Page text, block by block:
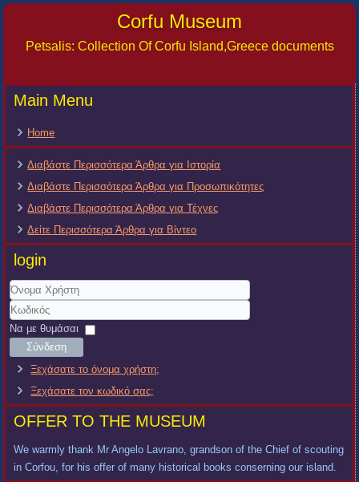
Corfu Museum
Petsalis: Collection Of Corfu Island,Greece documents
Main Menu
Home
Διαβάστε Περισσότερα Άρθρα για Ιστορία
Διαβάστε Περισσότερα Άρθρα για Προσωπικότητες
Διαβάστε Περισσότερα Άρθρα για Τέχνες
Δείτε Περισσότερα Άρθρα για Βίντεο
login
Όνομα
Χρήστη
Κωδικός
Να με θυμάσαι
Σύνδεση
Ξεχάσατε το όνομα χρήστη;
Ξεχάσατε τον κωδικό σας;
OFFER TO THE MUSEUM
We warmly thank Mr Angelo Lavrano, grandson of the Chief of scouting
in Corfou, for his offer of many historical books conserning our island.